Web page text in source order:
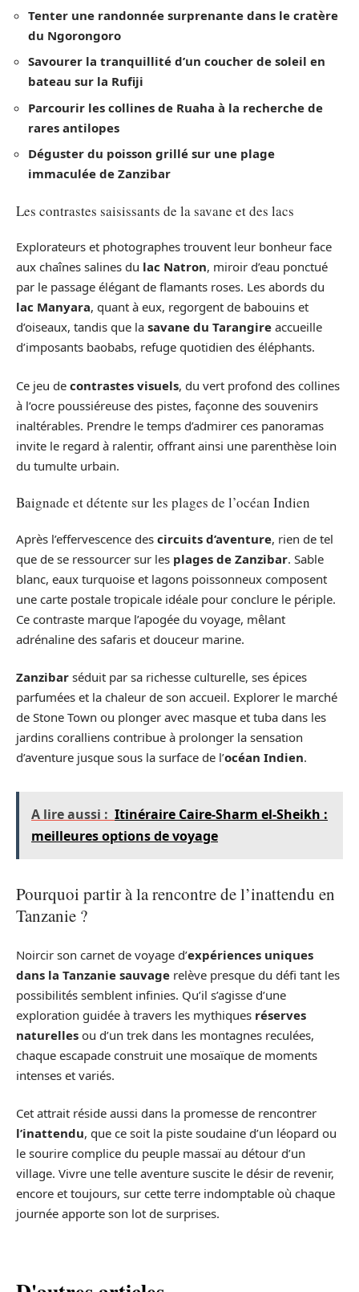
Tenter une randonnée surprenante dans le cratère
du Ngorongoro
Savourer la tranquillité d’un coucher de soleil en
bateau sur la Rufiji
Parcourir les collines de Ruaha à la recherche de
rares antilopes
Déguster du poisson grillé sur une plage
immaculée de Zanzibar
Les contrastes saisissants de la savane et des lacs
Explorateurs et photographes trouvent leur bonheur face
aux chaînes salines du lac Natron, miroir d’eau ponctué
par le passage élégant de flamants roses. Les abords du
lac Manyara, quant à eux, regorgent de babouins et
d’oiseaux, tandis que la savane du Tarangire accueille
d’imposants baobabs, refuge quotidien des éléphants.
Ce jeu de contrastes visuels, du vert profond des collines
à l’ocre poussiéreuse des pistes, façonne des souvenirs
inaltérables. Prendre le temps d’admirer ces panoramas
invite le regard à ralentir, offrant ainsi une parenthèse loin
du tumulte urbain.
Baignade et détente sur les plages de l’océan Indien
Après l’effervescence des circuits d’aventure, rien de tel
que de se ressourcer sur les plages de Zanzibar. Sable
blanc, eaux turquoise et lagons poissonneux composent
une carte postale tropicale idéale pour conclure le périple.
Ce contraste marque l’apogée du voyage, mêlant
adrénaline des safaris et douceur marine.
Zanzibar séduit par sa richesse culturelle, ses épices
parfumées et la chaleur de son accueil. Explorer le marché
de Stone Town ou plonger avec masque et tuba dans les
jardins coralliens contribue à prolonger la sensation
d’aventure jusque sous la surface de l’océan Indien.
A lire aussi : Itinéraire Caire-Sharm el-Sheikh :
meilleures options de voyage
Pourquoi partir à la rencontre de l’inattendu en
Tanzanie ?
Noircir son carnet de voyage d’expériences uniques
dans la Tanzanie sauvage relève presque du défi tant les
possibilités semblent infinies. Qu’il s’agisse d’une
exploration guidée à travers les mythiques réserves
naturelles ou d’un trek dans les montagnes reculées,
chaque escapade construit une mosaïque de moments
intenses et variés.
Cet attrait réside aussi dans la promesse de rencontrer
l’inattendu, que ce soit la piste soudaine d’un léopard ou
le sourire complice du peuple massaï au détour d’un
village. Vivre une telle aventure suscite le désir de revenir,
encore et toujours, sur cette terre indomptable où chaque
journée apporte son lot de surprises.